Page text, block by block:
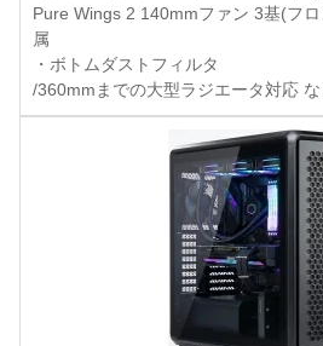
Pure Wings 2 140mmファン 3基(フ
属
・ボトムダストフィルタ
/360mmまでの大型ラジエータ対応